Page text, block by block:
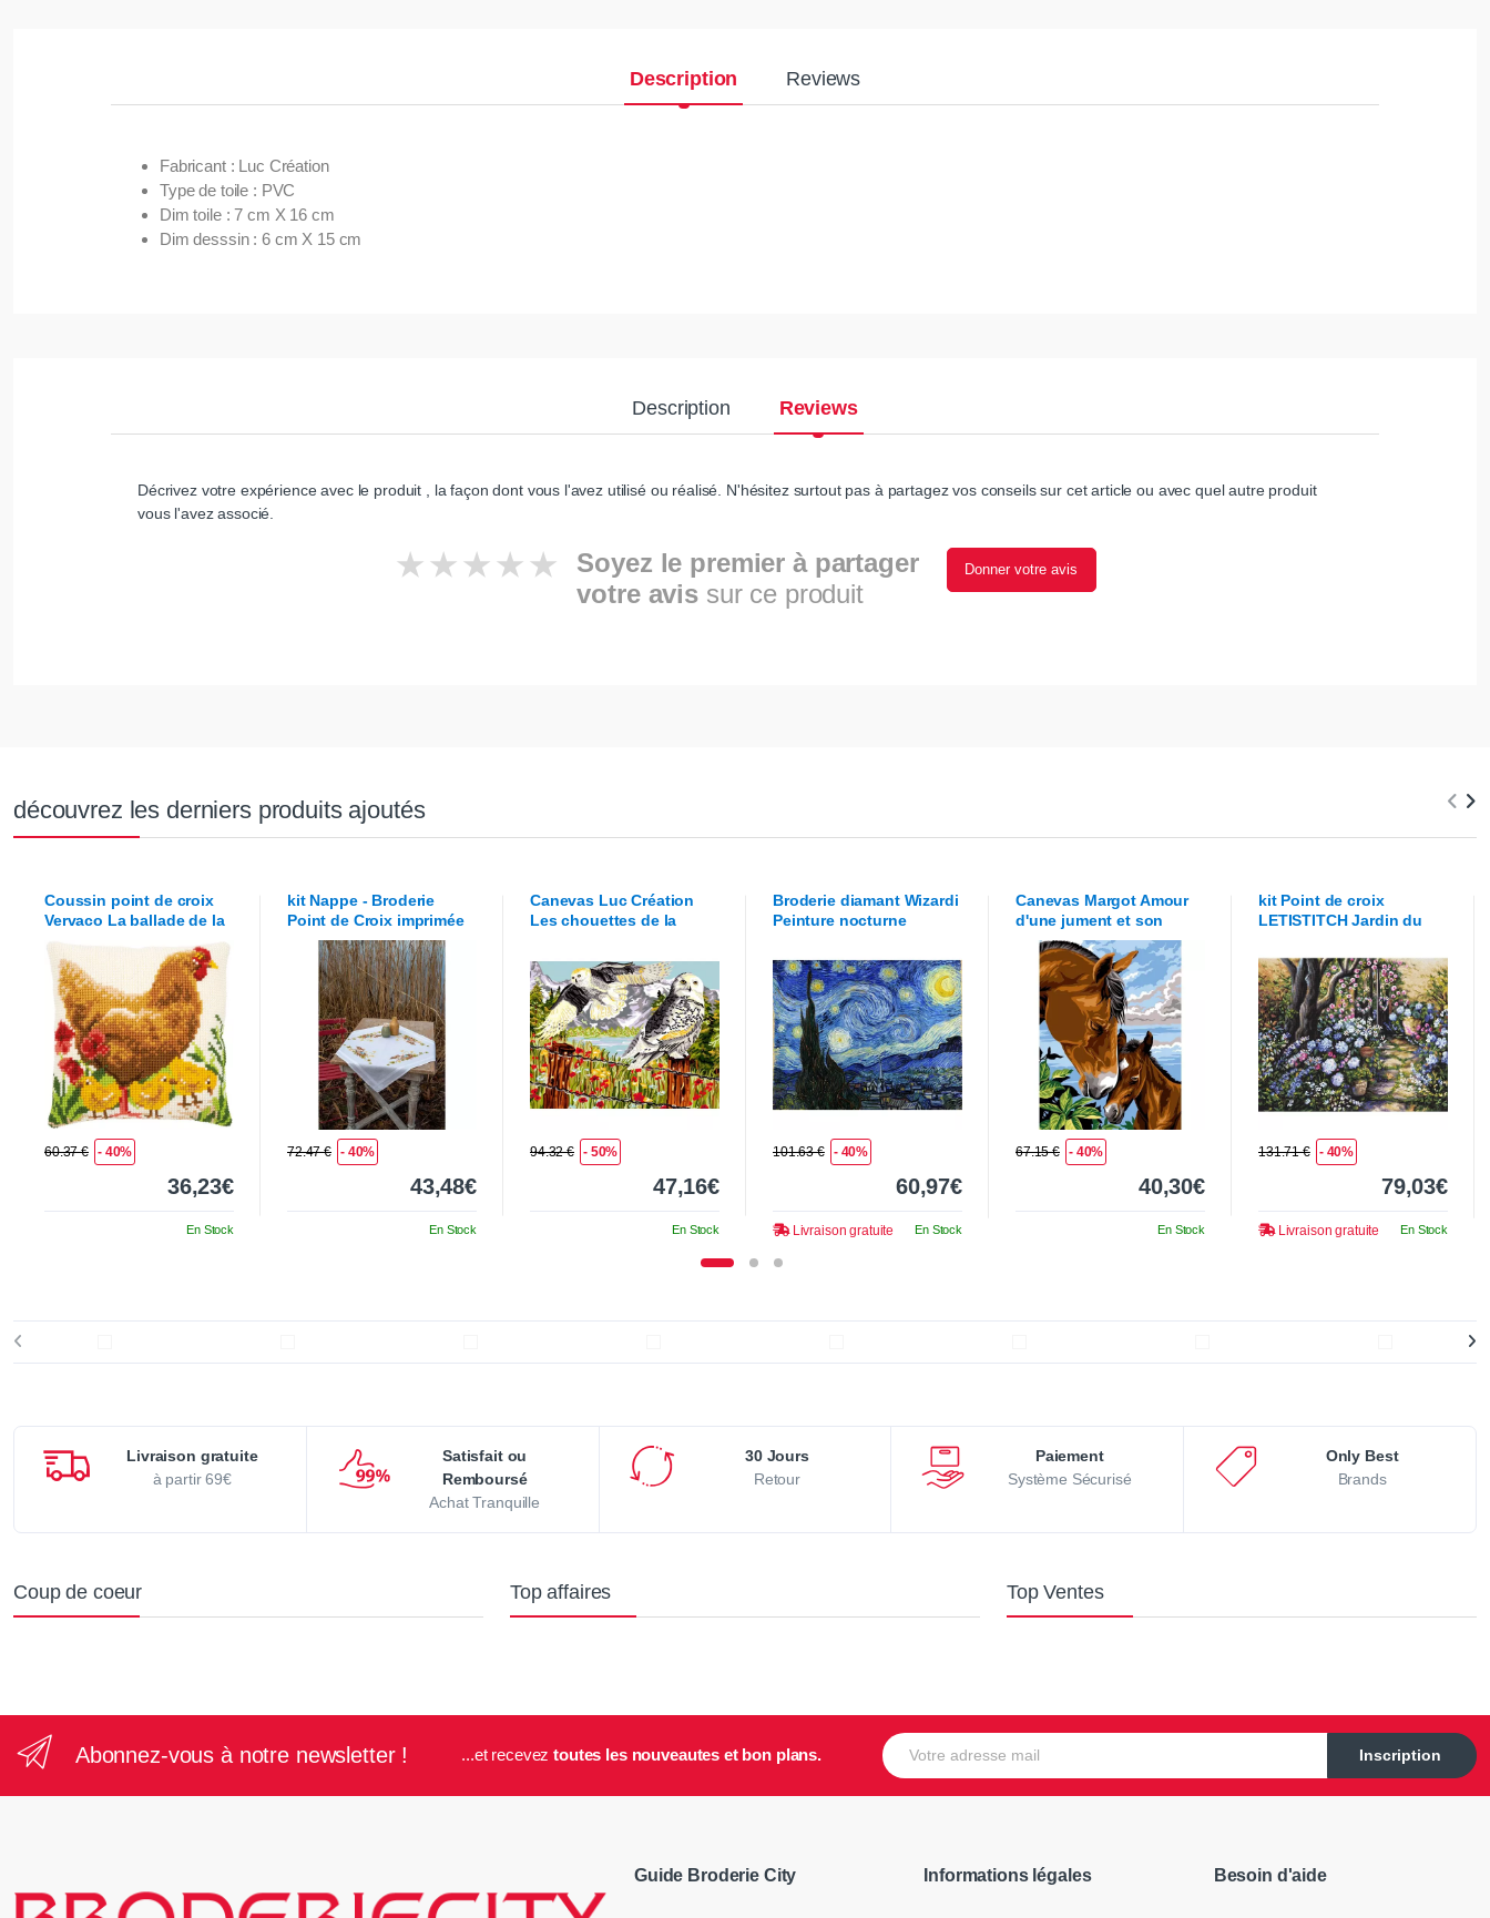
Description Reviews
Fabricant : Luc Création
Type de toile : PVC
Dim toile : 7 cm X 16 cm
Dim desssin : 6 cm X 15 cm
Description Reviews
Décrivez votre expérience avec le produit , la façon dont vous l'avez utilisé ou réalisé. N'hésitez surtout pas à partagez vos conseils sur cet article ou avec quel autre produit
vous l'avez associé.
Soyez le premier à partager
votre avis sur ce produit
Donner votre avis
découvrez les derniers produits ajoutés
Coussin point de croix
Vervaco La ballade de la
poule et ses poussins
60.37 € - 40%
36,23€
En Stock
kit Nappe - Broderie
Point de Croix imprimée
VervacoLe nid des
oiseaux
72.47 € - 40%
43,48€
En Stock
Canevas Luc Création
Les chouettes de la
94.32 € - 50%
47,16€
En Stock
Broderie diamant Wizardi
Peinture nocturne
101.63 € - 40%
60,97€
Livraison gratuite En Stock
Canevas MargotAmour
d'une jument et son
poulain
67.15 € - 40%
40,30€
En Stock
kit Point de croix
LETISTITCHJardin du
131.71 € - 40%
79,03€
Livraison gratuite En Stock
Livraison gratuite
à partir 69€
Satisfait ou
Remboursé
Achat Tranquille
30 Jours
Retour
Paiement
Système Sécurisé
Only Best
Brands
Coup de coeur Top affaires Top Ventes
Abonnez-vous à notre newsletter ! ...et receveztoutes les nouveautes et bon plans.
E-mail
Inscription
Guide Broderie City Informations légales Besoin d'aide